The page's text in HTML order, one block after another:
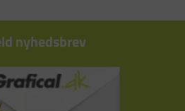
nyhedsbrev